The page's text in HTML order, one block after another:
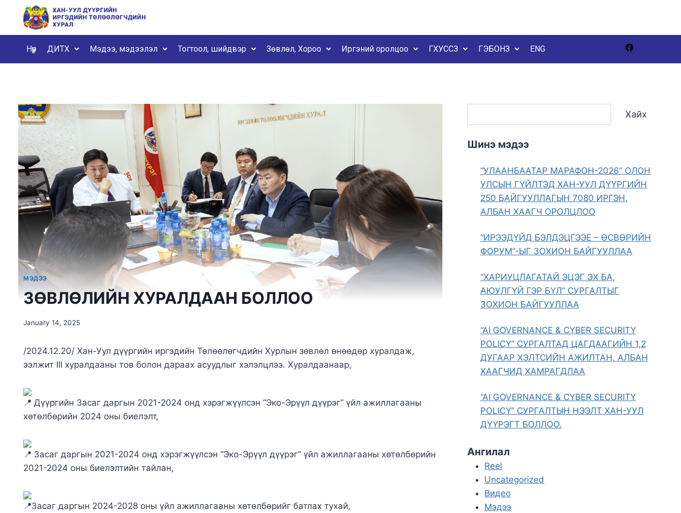
Нүүр ДИТХ Мэдээ, мэдээлэл Тогтоол, шийдвэр Зөвлөл, Хороо Иргэний оролцоо ГХУССЗ ГЭБОНЗ ENG
МЭДЭЭ
ЗӨВЛӨЛИЙН ХУРАЛДААН БОЛЛОО
January 14, 2025
/2024.12.20/ Хан-Уул дүүргийн иргэдийн Төлөөлөгчдийн Хурлын зөвлөл өнөөдөр хуралдаж,
ээлжит III хуралдааны тов болон дараах асуудлыг хэлэлцлээ. Хуралдаанаар,
Дүүргийн Засаг даргын 2021-2024 онд хэрэгжүүлсэн “Эко-Эрүүл дүүрэг” үйл ажиллагааны
хөтөлбөрийн 2024 оны биелэлт,
Засаг даргын 2021-2024 онд хэрэгжүүлсэн “Эко-Эрүүл дүүрэг” үйл ажиллагааны хөтөлбөрийн
2021-2024 оны биелэлтийн тайлан,
Засаг даргын 2024-2028 оны үйл ажиллагааны хөтөлбөрийг батлах тухай,
Хайх
Шинэ мэдээ
“УЛААНБААТАР МАРАФОН-2026” ОЛОН
УЛСЫН ГҮЙЛТЭД ХАН-УУЛ ДҮҮРГИЙН
250 БАЙГУУЛЛАГЫН 7080 ИРГЭН,
АЛБАН ХААГЧ ОРОЛЦЛОО
“ИРЭЭДҮЙД БЭЛДЭЦГЭЭЕ – ӨСВӨРИЙН
ФОРУМ”-ЫГ ЗОХИОН БАЙГУУЛЛАА
“ХАРИУЦЛАГАТАЙ ЭЦЭГ ЭХ БА,
АЮУЛГҮЙ ГЭР БҮЛ” СУРГАЛТЫГ
ЗОХИОН БАЙГУУЛЛАА
“AI GOVERNANCE & CYBER SECURITY
POLICY” СУРГАЛТАД ЦАГДААГИЙН 1,2
ДУГААР ХЭЛТСИЙН АЖИЛТАН, АЛБАН
ХААГЧИД ХАМРАГДЛАА
“AI GOVERNANCE & CYBER SECURITY
POLICY” СУРГАЛТЫН НЭЭЛТ ХАН-УУЛ
ДҮҮРЭГТ БОЛЛОО.
Ангилал
Reel
Uncategorized
Видео
Мэдээ